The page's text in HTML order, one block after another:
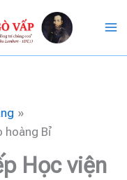
hoàng Bỉ
Học viện